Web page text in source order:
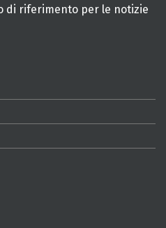
di riferimento per le notizie